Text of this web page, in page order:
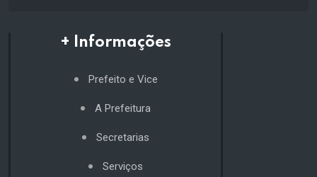
+ Informações
Prefeito e Vice
A Prefeitura
Secretarias
Serviços